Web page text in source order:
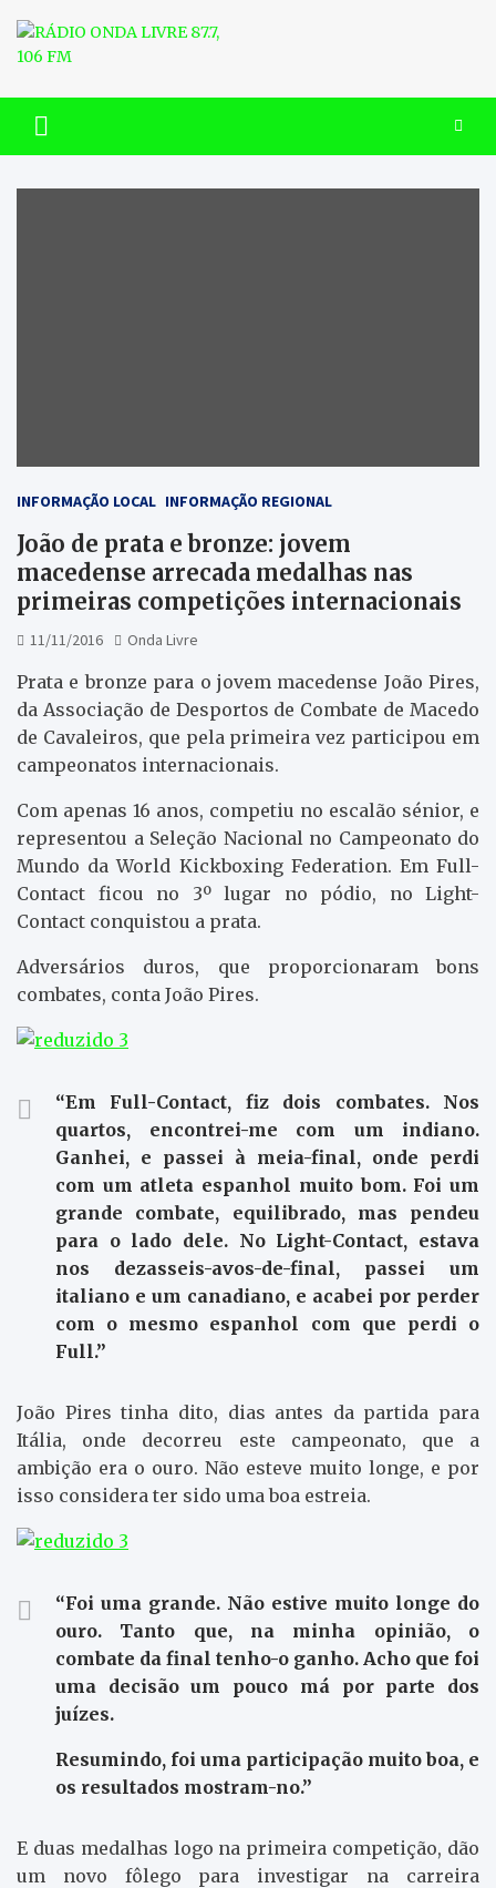
content
RÁDIO ONDA LIVRE 87.7, 106
FM
INFORMAÇÃO LOCAL INFORMAÇÃO REGIONAL
João de prata e bronze: jovem
macedense arrecada medalhas nas
primeiras competições internacionais
11/11/2016 Onda Livre
Prata e bronze para o jovem macedense João Pires,
da Associação de Desportos de Combate de Macedo
de Cavaleiros, que pela primeira vez participou em
campeonatos internacionais.
Com apenas 16 anos, competiu no escalão sénior, e
representou a Seleção Nacional no Campeonato do
Mundo da World Kickboxing Federation. Em Full-
Contact ficou no 3º lugar no pódio, no Light-
Contact conquistou a prata.
Adversários duros, que proporcionaram bons
combates, conta João Pires.
“Em Full-Contact, fiz dois combates. Nos
quartos, encontrei-me com um indiano.
Ganhei, e passei à meia-final, onde perdi
com um atleta espanhol muito bom. Foi um
grande combate, equilibrado, mas pendeu
para o lado dele. No Light-Contact, estava
nos dezasseis-avos-de-final, passei um
italiano e um canadiano, e acabei por perder
com o mesmo espanhol com que perdi o
Full.”
João Pires tinha dito, dias antes da partida para
Itália, onde decorreu este campeonato, que a
ambição era o ouro. Não esteve muito longe, e por
isso considera ter sido uma boa estreia.
“Foi uma grande. Não estive muito longe do
ouro. Tanto que, na minha opinião, o
combate da final tenho-o ganho. Acho que foi
uma decisão um pouco má por parte dos
juízes.
Resumindo, foi uma participação muito boa, e
os resultados mostram-no.”
E duas medalhas logo na primeira competição, dão
um novo fôlego para investigar na carreira